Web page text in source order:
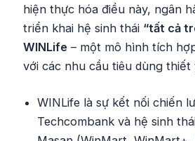
hiện thực hóa điều này, ngân
triển khai hệ sinh thái “tất cả
WINLife – một mô hình tích
với các nhu cầu tiêu dùng thiết
WINLife là sự kết nối chiến
Techcombank và hệ sinh